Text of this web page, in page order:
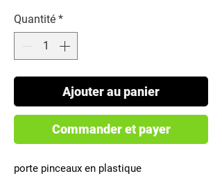
Quantité *
Ajouter au panier
Commander et payer
porte pinceaux en plastique